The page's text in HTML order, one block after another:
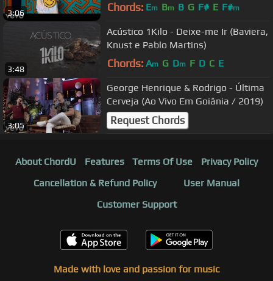
3:06 Chords: Em Bm B G F# E F#m
3:48
Acústico 1Kilo - Deixe-me Ir (Baviera,
Knust e Pablo Martins)
Chords: Am G Dm F D C E
3:05
George Henrique & Rodrigo - Última
Cerveja (Ao Vivo Em Goiânia / 2019)
Request Chords
About ChordU Features Terms Of Use
Privacy Policy
Cancellation & Refund Policy
User Manual
Customer Support
Made with love and passion for music